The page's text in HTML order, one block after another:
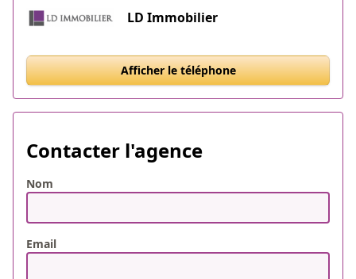
LD Immobilier
Afficher le téléphone
Contacter l'agence
Nom
Email